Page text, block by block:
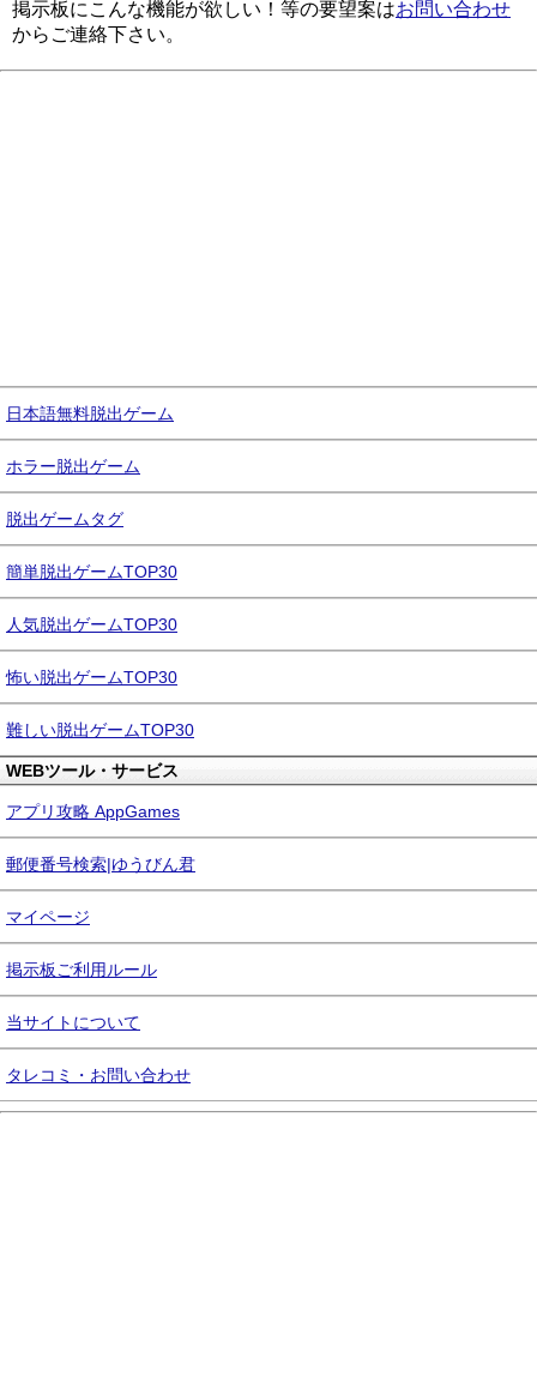
掲示板にこんな機能が欲しい！等の要望案はお問い合わせ
からご連絡下さい。
日本語無料脱出ゲーム
ホラー脱出ゲーム
脱出ゲームタグ
簡単脱出ゲームTOP30
人気脱出ゲームTOP30
怖い脱出ゲームTOP30
難しい脱出ゲームTOP30
WEBツール・サービス
アプリ攻略 AppGames
郵便番号検索|ゆうびん君
マイページ
掲示板ご利用ルール
当サイトについて
タレコミ・お問い合わせ